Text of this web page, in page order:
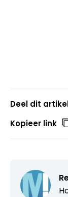
Deel dit
Kopieer link